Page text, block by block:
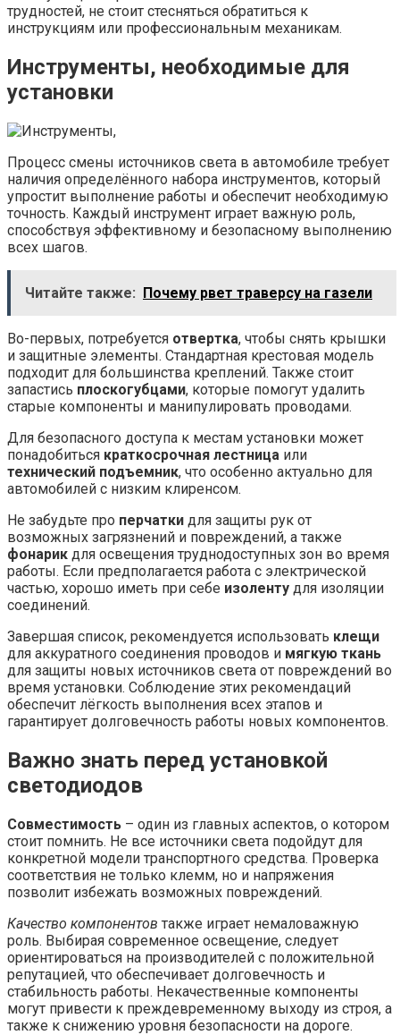
трудностей, не стоит стесняться обратиться к
инструкциям или профессиональным механикам.
Инструменты, необходимые для
установки
Процесс смены источников света в автомобиле требует
наличия определённого набора инструментов, который
упростит выполнение работы и обеспечит необходимую
точность. Каждый инструмент играет важную роль,
способствуя эффективному и безопасному выполнению
всех шагов.
Читайте также: Почему рвет траверсу на газели
Во-первых, потребуется отвертка, чтобы снять крышки
и защитные элементы. Стандартная крестовая модель
подходит для большинства креплений. Также стоит
запастись плоскогубцами, которые помогут удалить
старые компоненты и манипулировать проводами.
Для безопасного доступа к местам установки может
понадобиться краткосрочная лестница или
технический подъемник, что особенно актуально для
автомобилей с низким клиренсом.
Не забудьте про перчатки для защиты рук от
возможных загрязнений и повреждений, а также
фонарик для освещения труднодоступных зон во время
работы. Если предполагается работа с электрической
частью, хорошо иметь при себе изоленту для изоляции
соединений.
Завершая список, рекомендуется использовать клещи
для аккуратного соединения проводов и мягкую ткань
для защиты новых источников света от повреждений во
время установки. Соблюдение этих рекомендаций
обеспечит лёгкость выполнения всех этапов и
гарантирует долговечность работы новых компонентов.
Важно знать перед установкой
светодиодов
Совместимость – один из главных аспектов, о котором
стоит помнить. Не все источники света подойдут для
конкретной модели транспортного средства. Проверка
соответствия не только клемм, но и напряжения
позволит избежать возможных повреждений.
Качество компонентов также играет немаловажную
роль. Выбирая современное освещение, следует
ориентироваться на производителей с положительной
репутацией, что обеспечивает долговечность и
стабильность работы. Некачественные компоненты
могут привести к преждевременному выходу из строя, а
также к снижению уровня безопасности на дороге.